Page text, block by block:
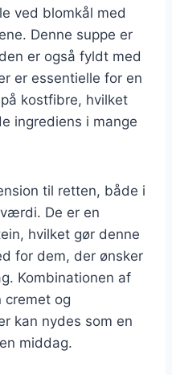
ved blomkål med
Denne suppe er
er også fyldt med
er essentielle for en
kostfibre, hvilket
ingrediens i mange
til retten, både i
De er en
hvilket gør denne
for dem, der ønsker
Kombinationen af
og
kan nydes som en
middag.